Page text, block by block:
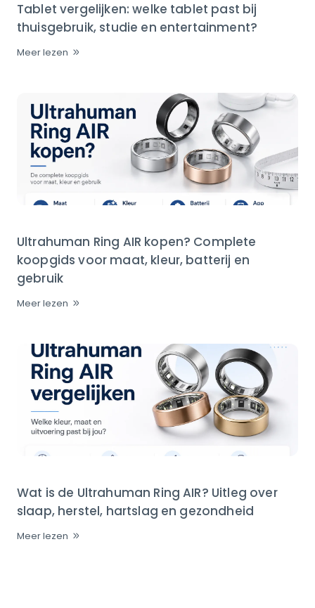
Tablet vergelijken: welke tablet past bij
thuisgebruik, studie en entertainment?
Meer lezen
Ultrahuman Ring AIR kopen? Complete
koopgids voor maat, kleur, batterij en
gebruik
Meer lezen
Wat is de Ultrahuman Ring AIR? Uitleg over
slaap, herstel, hartslag en gezondheid
Meer lezen